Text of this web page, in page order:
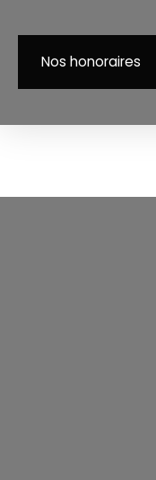
Nos honoraires